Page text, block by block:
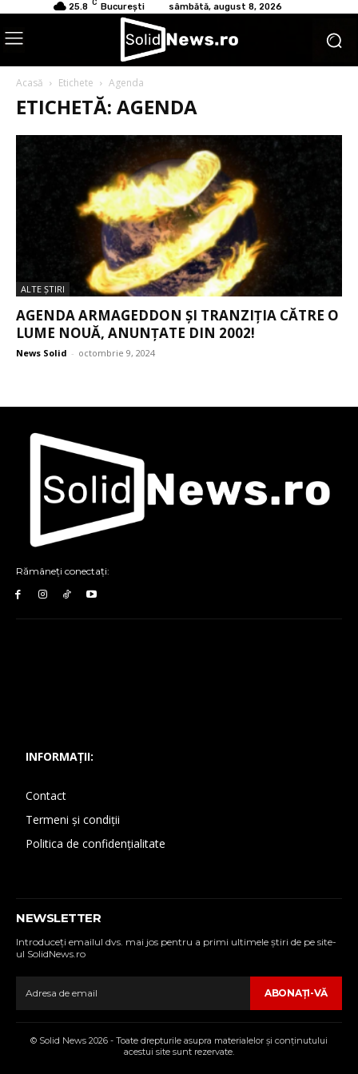
25.8 C București sâmbătă, august 8, 2026
Acasă Etichete Agenda
ETICHETĂ: AGENDA
ALTE ŞTIRI
AGENDA ARMAGEDDON ȘI TRANZIȚIA CĂTRE O
LUME NOUĂ, ANUNȚATE DIN 2002!
News Solid - octombrie 9, 2024
Rămâneți conectați:
INFORMAȚII:
Contact
Termeni și condiții
Politica de confidențialitate
NEWSLETTER
Introduceţi emailul dvs. mai jos pentru a primi ultimele ştiri de pe site-
ul SolidNews.ro
ABONAŢI-VĂ
© Solid News 2026 - Toate drepturile asupra materialelor şi conţinutului
acestui site sunt rezervate.